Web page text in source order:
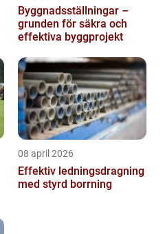
Byggnadsställningar –
grunden för säkra och
effektiva byggprojekt
08 april 2026
Effektiv ledningsdragning
med styrd borrning